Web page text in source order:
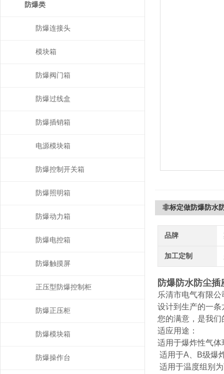
非标定做防爆防水
品牌
加工定制
防爆防水防尘插
乐清市电气有限
设计到生产的一
您的满意，是我
适应用途：
适用于爆炸性气体
适用于A B级爆
适用于温度组别为
防爆类
防爆连接头
模块箱
防爆阀门箱
防爆过线盒
防爆插销箱
电源模块箱
防爆控制开关箱
防爆照明箱
防爆动力箱
防爆电控箱
防爆触摸屏
正压型防爆控制柜
防爆正压柜
防爆模块箱
防爆操作台